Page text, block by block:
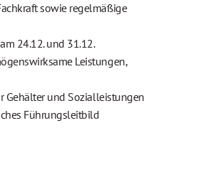
sowie regelmäßige
24.12. und 31.12.
Leistungen,
Gehälter und Sozialleistungen
Führungsleitbild